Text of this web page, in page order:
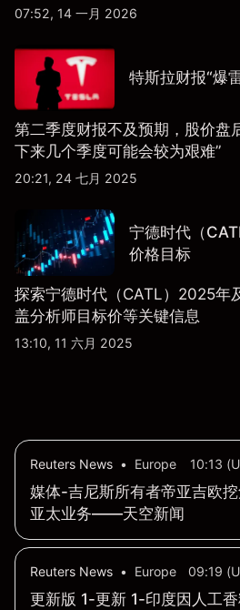
07:52, 14 一月 2026
特斯拉财报“爆
第二季度财报不及预期，股价盘
下来几个季度可能会较为艰难”
20:21, 24 七月 2025
宁德时代（
价格目标
探索宁德时代（CATL）2025年
盖分析师目标价等关键信息
13:10, 11 六月 2025
Reuters News • Europe 10:13
媒体-吉尼斯所有者帝亚吉欧
亚太业务——天空新闻
Reuters News • Europe 09:19
更新版 1-更新 1-印度因人工